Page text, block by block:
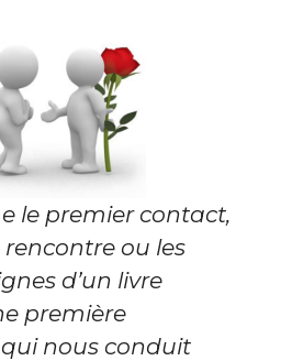
le premier contact,
ou les
d’un livre
première
nous conduit